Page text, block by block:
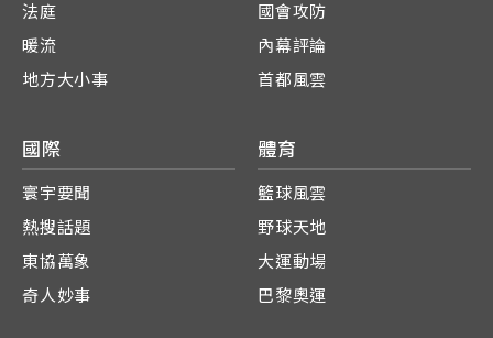
法庭
暖流
地方大小事
國會攻防
內幕評論
首都風雲
國際
寰宇要聞
熱搜話題
東協萬象
奇人妙事
體育
籃球風雲
野球天地
大運動場
巴黎奧運